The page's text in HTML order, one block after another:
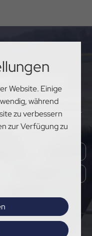
Website. Einige
während
zu verbessern
zur Verfügung zu
bleiben
Updates und
den PSV Hannover
an!